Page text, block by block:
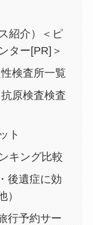
紹介）＜ピ
ター[PR]＞
検査所一覧
原検査検査
ト
キング比較
後遺症に効
行予約サー